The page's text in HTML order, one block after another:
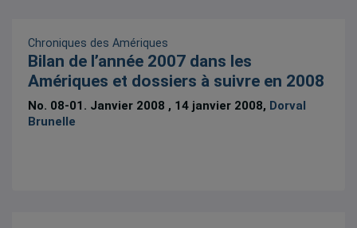
Chroniques des Amériques
Bilan de l’année 2007 dans les
Amériques et dossiers à suivre en 2008
No. 08-01. Janvier 2008 , 14 janvier 2008, Dorval
Brunelle